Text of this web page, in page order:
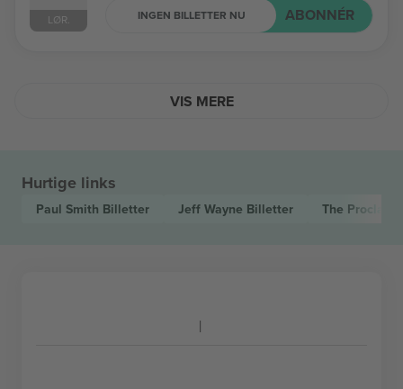
LØR. INGEN BILLETTER NU ABONNÉR
VIS MERE
Hurtige links
Paul Smith Billetter Jeff Wayne Billetter The